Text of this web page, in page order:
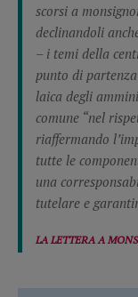
scorsi a
declinandoli
– i temi della
punto di
laica degli
comune “nel
riaffermando
tutte le
una
tutelare e
LA LETTERA A